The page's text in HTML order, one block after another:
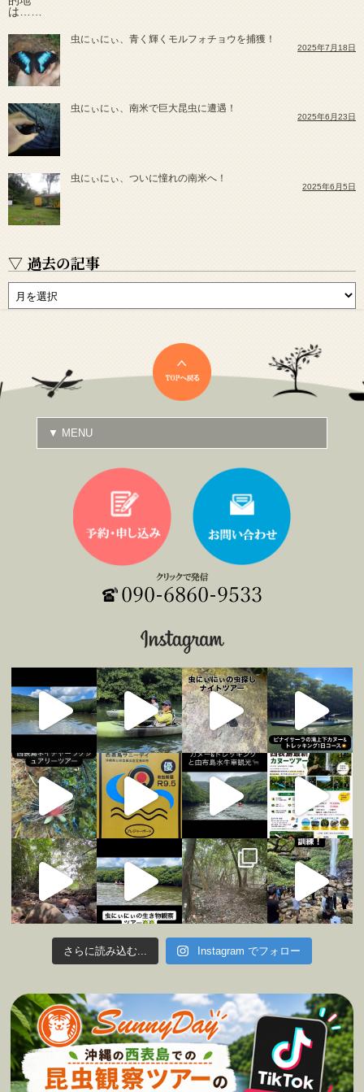
虫にぃにぃ、青く輝くモルフォチョウを捕獲！
2025年7月18日
虫にぃにぃ、南米で巨大昆虫に遭遇！
2025年6月23日
虫にぃにぃ、ついに憧れの南米へ！
2025年6月5日
▽ 過去の記事
さらに読み込む... Instagram でフォロー